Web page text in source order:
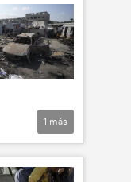
1 más